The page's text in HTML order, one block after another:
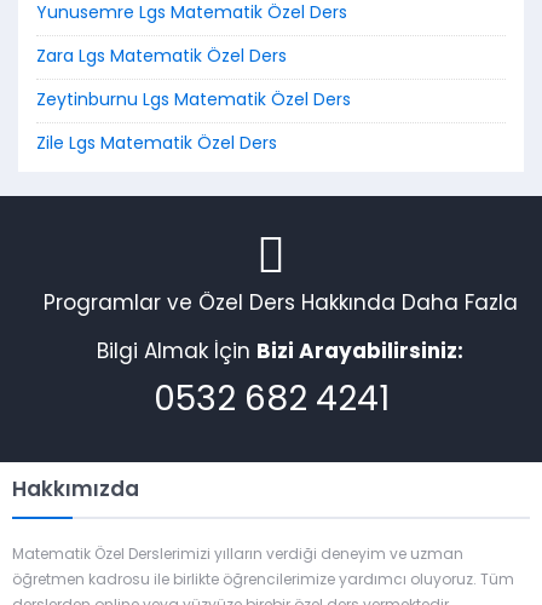
Yunusemre Lgs Matematik Özel Ders
Zara Lgs Matematik Özel Ders
Zeytinburnu Lgs Matematik Özel Ders
Zile Lgs Matematik Özel Ders
Programlar ve Özel Ders Hakkında Daha Fazla
Bilgi Almak İçin Bizi Arayabilirsiniz:
0532 682 4241
Hakkımızda
Matematik Özel Derslerimizi yılların verdiği deneyim ve uzman
öğretmen kadrosu ile birlikte öğrencilerimize yardımcı oluyoruz. Tüm